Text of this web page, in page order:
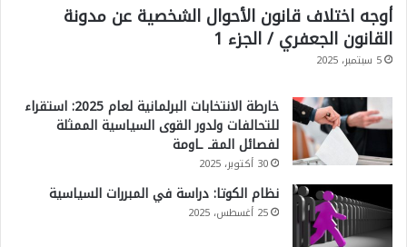
أوجه اختلاف قانون الأحوال الشخصية عن مدونة
القانون الجعفري / الجزء 1
5 سبتمبر، 2025
خارطة الانتخابات البرلمانية لعام 2025: استقراء
للتحالفات ولدور القوى السياسية الممثلة
لفصائل المقـ ـاومة
30 أكتوبر، 2025
نظام الكوتا: دراسة في المبررات السياسية
25 أغسطس، 2025